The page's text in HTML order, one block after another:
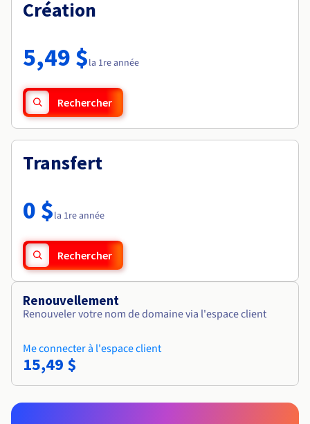
Tarifs
Roadmap & Changelog
Roadmap & Changelog
Création
5,49 $la 1re année
Rechercher
Transfert
0 $la 1re année
Rechercher
Renouvellement
Renouveler votre nom de domaine via l'espace client
Me connecter à l'espace client
15,49 $